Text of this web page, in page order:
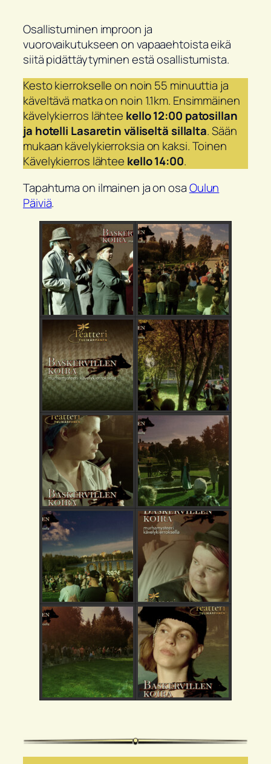
Osallistuminen improon ja
vuorovaikutukseen on vapaaehtoista eikä
siitä pidättäytyminen estä osallistumista.
Kesto kierrokselle on noin 55 minuuttia ja
käveltävä matka on noin 1.1km. Ensimmäinen
kävelykierros lähtee kello 12:00 patosillan
ja hotelli Lasaretin väliseltä sillalta. Sään
mukaan kävelykierroksia on kaksi. Toinen
Kävelykierros lähtee kello 14:00.
Tapahtuma on ilmainen ja on osaOulun
Päiviä.